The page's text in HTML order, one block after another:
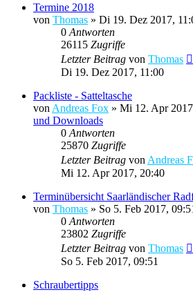
Termine 2018
von Thomas » Di 19. Dez 2017,
0 Antworten
26115 Zugriffe
Letzter Beitrag von Thomas
Di 19. Dez 2017, 11:00
Packliste - Satteltasche
von Andreas Fox » Mi 12. Apr
und Downloads
0 Antworten
25870 Zugriffe
Letzter Beitrag von Andreas
Mi 12. Apr 2017, 20:40
Terminübersicht Saarländischer
von Thomas » So 5. Feb 2017,
0 Antworten
23802 Zugriffe
Letzter Beitrag von Thomas
So 5. Feb 2017, 09:51
Schraubertipps